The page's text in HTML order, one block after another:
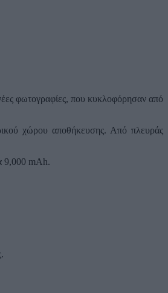
φωτογραφίες, που κυκλοφόρησαν από
χώρου αποθήκευσης. Από πλευράς
9,000 mAh.